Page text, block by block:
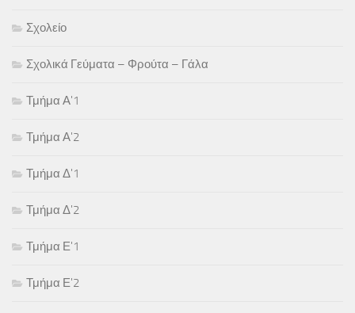
Σχολείο
Σχολικά Γεύματα – Φρούτα – Γάλα
Τμήμα Α'1
Τμήμα Α'2
Τμήμα Δ'1
Τμήμα Δ'2
Τμήμα Ε'1
Τμήμα Ε'2